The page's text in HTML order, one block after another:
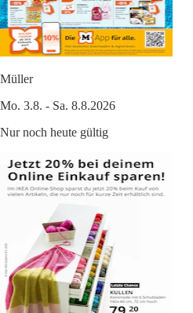
Müller
Mo. 3.8. - Sa. 8.8.2026
Nur noch heute gültig